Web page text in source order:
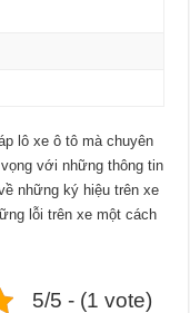
lô xe ô tô mà chuyên
với những thông tin
những ký hiệu trên xe
lỗi trên xe một cách
5/5 - (1 vote)